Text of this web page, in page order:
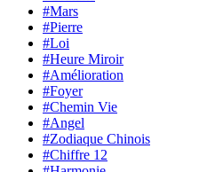
#Mars
#Pierre
#Loi
#Heure Miroir
#Amélioration
#Foyer
#Chemin Vie
#Angel
#Zodiaque Chinois
#Chiffre 12